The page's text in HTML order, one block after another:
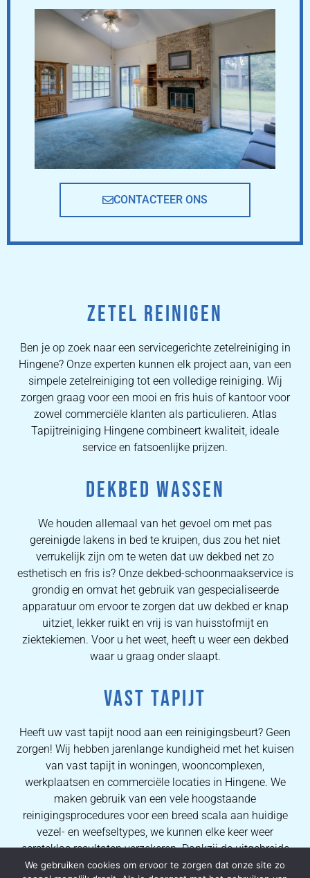
CONTACTEER ONS
ZETEL REINIGEN
Ben je op zoek naar een servicegerichte zetelreiniging in
Hingene? Onze experten kunnen elk project aan, van een
simpele zetelreiniging tot een volledige reiniging. Wij
zorgen graag voor een mooi en fris huis of kantoor voor
zowel commerciële klanten als particulieren. Atlas
Tapijtreiniging Hingene combineert kwaliteit, ideale
service en fatsoenlijke prijzen.
DEKBED WASSEN
We houden allemaal van het gevoel om met pas
gereinigde lakens in bed te kruipen, dus zou het niet
verrukelijk zijn om te weten dat uw dekbed net zo
esthetisch en fris is? Onze dekbed-schoonmaakservice is
grondig en omvat het gebruik van gespecialiseerde
apparatuur om ervoor te zorgen dat uw dekbed er knap
uitziet, lekker ruikt en vrij is van huisstofmijt en
ziektekiemen. Voor u het weet, heeft u weer een dekbed
waar u graag onder slaapt.
VAST TAPIJT
Heeft uw vast tapijt nood aan een reinigingsbeurt? Geen
zorgen! Wij hebben jarenlange kundigheid met het kuisen
van vast tapijt in woningen, wooncomplexen,
werkplaatsen en commerciële locaties in Hingene. We
maken gebruik van een vele hoogstaande
reinigingsprocedures voor een breed scala aan huidige
vezel- en weefseltypes, we kunnen elke keer weer
eersteklas resultaten verzekeren. Dankzij de uitgebreide
kennis van onze operators kunnen wij al onze
We gebruiken cookies om ervoor te zorgen dat onze site zo